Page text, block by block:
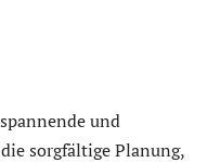
und
sorgfältige Planung,